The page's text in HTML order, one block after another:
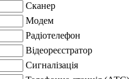
Сканер
Модем
Радіотелефон
Відеореєстратор
Сигналізація